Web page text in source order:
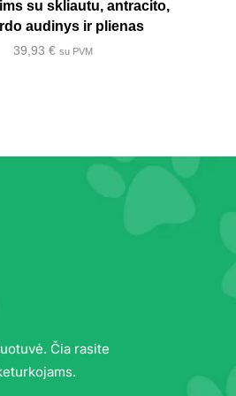
su skliautu, antracito,
audinys ir plienas
39,93 € su PVM
Čia rasite